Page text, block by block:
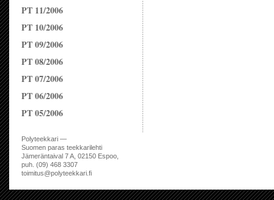
PT 11/2006
PT 10/2006
PT 09/2006
PT 08/2006
PT 07/2006
PT 06/2006
PT 05/2006
Polyteekkari —
Suomen paras teekkarilehti
Jämeräntaival 7 A, 02150 Espoo,
puh. (09) 468 3307
toimitus@polyteekkari.fi